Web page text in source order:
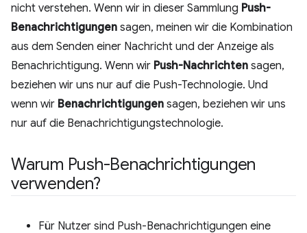
nicht verstehen. Wenn wir in dieser Sammlung Push-
Benachrichtigungen sagen, meinen wir die Kombination
aus dem Senden einer Nachricht und der Anzeige als
Benachrichtigung. Wenn wir Push-Nachrichten sagen,
beziehen wir uns nur auf die Push-Technologie. Und
wenn wir Benachrichtigungen sagen, beziehen wir uns
nur auf die Benachrichtigungstechnologie.
Warum Push-Benachrichtigungen
verwenden?
Für Nutzer sind Push-Benachrichtigungen eine